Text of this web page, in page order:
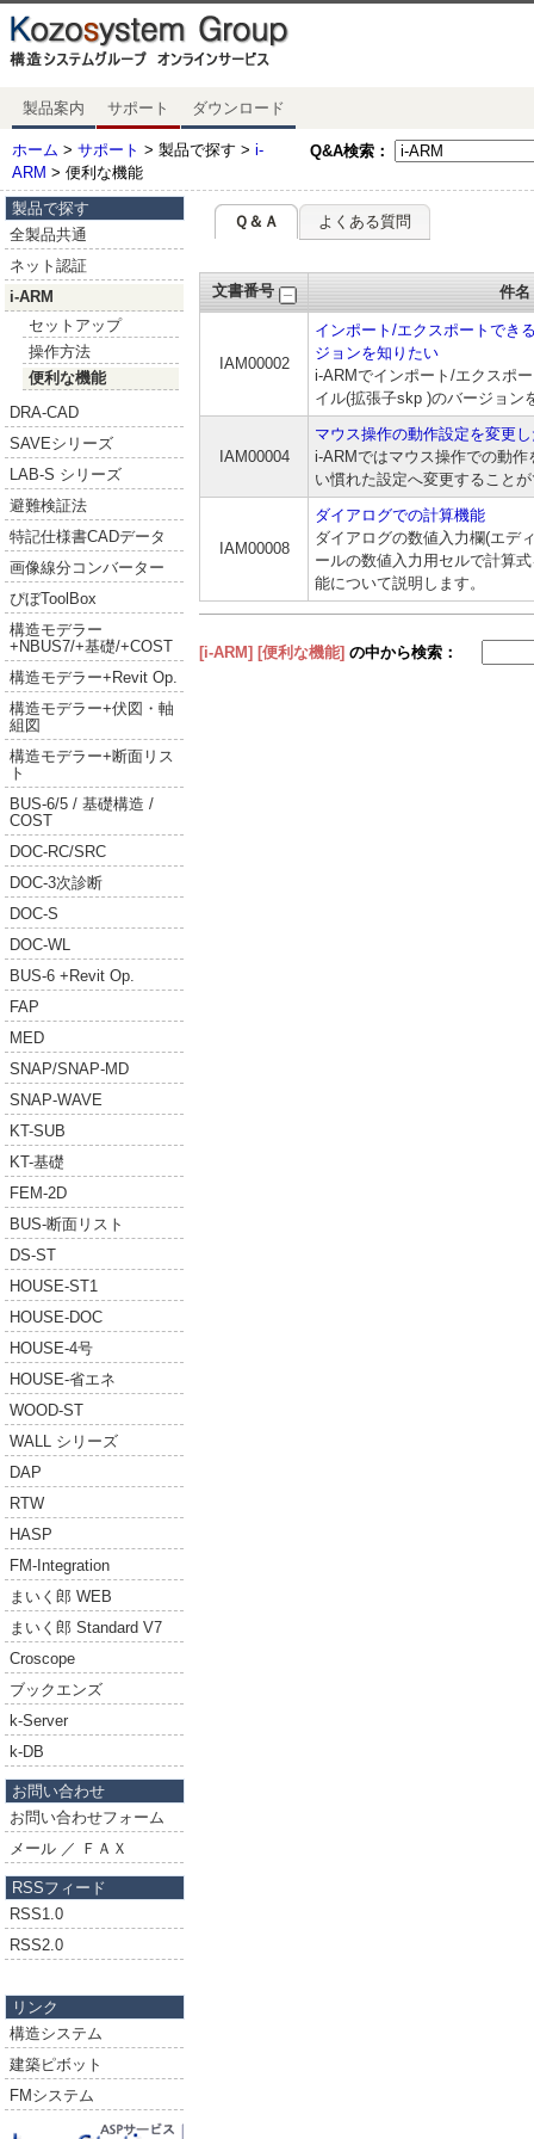
製品案内 サポート ダウンロード
Q&A検索：
ホーム > サポート > 製品で探す > i-
ARM > 便利な機能
製品で探す
全製品共通
ネット認証
i-ARM
セットアップ
操作方法
便利な機能
DRA-CAD
SAVEシリーズ
LAB-S シリーズ
避難検証法
特記仕様書CADデータ
画像線分コンバーター
ぴぼToolBox
構造モデラー
+NBUS7/+基礎/+COST
構造モデラー+Revit Op.
構造モデラー+伏図・軸
組図
構造モデラー+断面リス
ト
BUS-6/5 / 基礎構造 /
COST
DOC-RC/SRC
DOC-3次診断
DOC-S
DOC-WL
BUS-6 +Revit Op.
FAP
MED
SNAP/SNAP-MD
SNAP-WAVE
KT-SUB
KT-基礎
FEM-2D
BUS-断面リスト
DS-ST
HOUSE-ST1
HOUSE-DOC
HOUSE-4号
HOUSE-省エネ
WOOD-ST
WALL シリーズ
DAP
RTW
HASP
FM-Integration
まいく郎 WEB
まいく郎 Standard V7
Croscope
ブックエンズ
k-Server
k-DB
お問い合わせ
お問い合わせフォーム
メール ／ ＦＡＸ
RSSフィード
RSS1.0
RSS2.0
リンク
構造システム
建築ピボット
FMシステム
Ｑ＆Ａ よくある質問
文書番号 件名
IAM00002
インポート/エクスポートでき
ジョンを知りたい
i-ARMでインポート/エクスポ
イル(拡張子skp )のバージョン
IAM00004
マウス操作の動作設定を変更
i-ARMではマウス操作での動
い慣れた設定へ変更すること
IAM00008
ダイアログでの計算機能
ダイアログの数値入力欄(エデ
ールの数値入力用セルで計算
能について説明します。
[i-ARM] [便利な機能] の中から検索：